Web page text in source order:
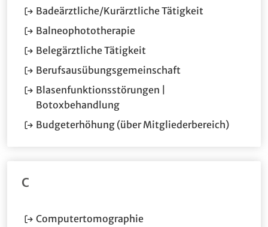
Badeärztliche/Kurärztliche Tätigkeit
Balneophototherapie(Öffnet im neuen Fenster.)
Belegärztliche Tätigkeit
Berufsausübungsgemeinschaft
Blasenfunktionsstörungen |
Botoxbehandlung(Öffnet im neuen Fenster.)
Budgeterhöhung (über Mitgliederbereich)(Öffnet
C
Computertomographie(Öffnet im neuen Fenster.)